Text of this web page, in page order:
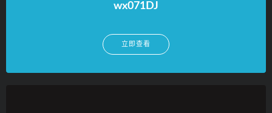
wx071DJ
立即查看